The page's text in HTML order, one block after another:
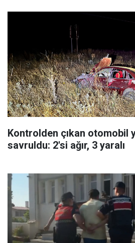
Kontrolden çıkan otomobil
savruldu: 2'si ağır, 3 yaralı